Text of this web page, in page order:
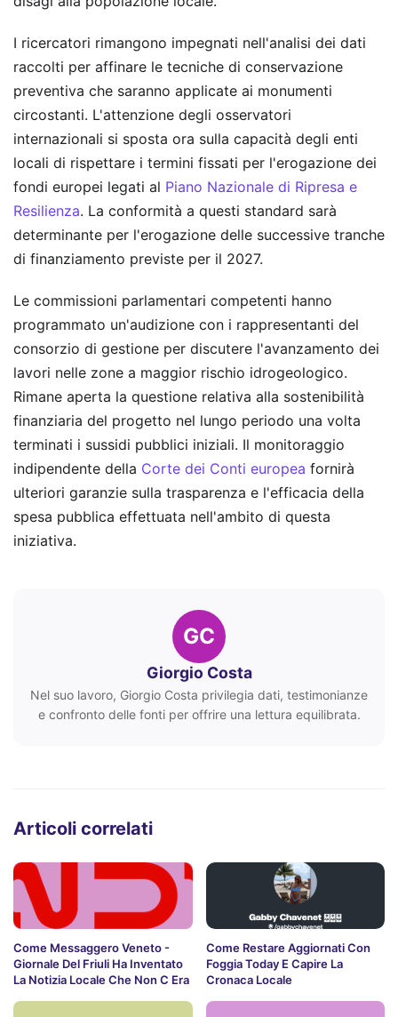
I ricercatori rimangono impegnati nell'analisi dei dati
raccolti per affinare le tecniche di conservazione
preventiva che saranno applicate ai monumenti
circostanti. L'attenzione degli osservatori
internazionali si sposta ora sulla capacità degli enti
locali di rispettare i termini fissati per l'erogazione dei
fondi europei legati al Piano Nazionale di Ripresa e
Resilienza. La conformità a questi standard sarà
determinante per l'erogazione delle successive tranche
di finanziamento previste per il 2027.
Le commissioni parlamentari competenti hanno
programmato un'audizione con i rappresentanti del
consorzio di gestione per discutere l'avanzamento dei
lavori nelle zone a maggior rischio idrogeologico.
Rimane aperta la questione relativa alla sostenibilità
finanziaria del progetto nel lungo periodo una volta
terminati i sussidi pubblici iniziali. Il monitoraggio
indipendente della Corte dei Conti europea fornirà
ulteriori garanzie sulla trasparenza e l'efficacia della
spesa pubblica effettuata nell'ambito di questa
iniziativa.
GC
Giorgio Costa
Nel suo lavoro, Giorgio Costa privilegia dati, testimonianze
e confronto delle fonti per offrire una lettura equilibrata.
Articoli correlati
Come Messaggero Veneto -
Giornale Del Friuli Ha Inventato
La Notizia Locale Che Non C Era
Come Restare Aggiornati Con
Foggia Today E Capire La
Cronaca Locale